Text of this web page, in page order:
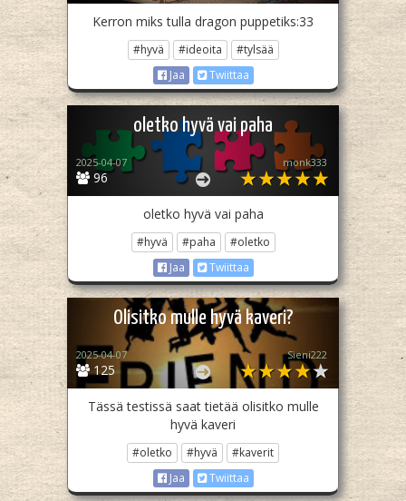
Kerron miks tulla dragon puppetiks:33
#hyvä #ideoita
#tylsää
Jaa
Twiittaa
oletko hyvä vai paha
96
2025-04-07 monk333
oletko hyvä vai paha
#hyvä #paha
#oletko
Jaa
Twiittaa
Olisitko mulle hyvä kaveri?
125
2025-04-07 Sieni222
Tässä testissä saat tietää olisitko mulle
hyvä kaveri
#oletko #hyvä
#kaverit
Jaa
Twiittaa